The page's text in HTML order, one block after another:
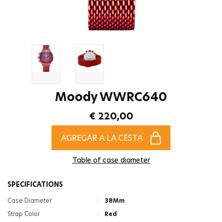
Moody WWRC640
€ 220,00
AGREGAR A LA CESTA
Table of case diameter
SPECIFICATIONS
Case Diameter :
38Mm
Strap Color
:
Red